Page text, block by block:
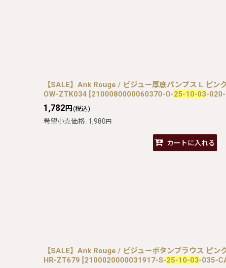
【SALE】Ank Rouge / ビジュー厚底パンプス L ピン
OW-ZTK034 [2100080000060370-O-25-10-03-
1,782円 (税込)
希望小売価格: 1,980円
カートに入れる
【SALE】Ank Rouge / ビジューボタンブラウス ピン
HR-ZT679 [2100020000031917-S-25-10-03-035-